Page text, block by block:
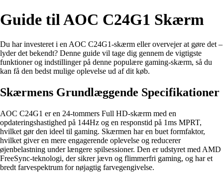
Guide til AOC C24G1 Skærm
Du har investeret i en AOC C24G1-skærm eller overvejer at gøre det –
lyder det bekendt? Denne guide vil tage dig gennem de vigtigste
funktioner og indstillinger på denne populære gaming-skærm, så du
kan få den bedst mulige oplevelse ud af dit køb.
Skærmens Grundlæggende Specifikationer
AOC C24G1 er en 24-tommers Full HD-skærm med en
opdateringshastighed på 144Hz og en responstid på 1ms MPRT,
hvilket gør den ideel til gaming. Skærmen har en buet formfaktor,
hvilket giver en mere engagerende oplevelse og reducerer
øjenbelastning under længere spilsessioner. Den er udstyret med AMD
FreeSync-teknologi, der sikrer jævn og flimmerfri gaming, og har et
bredt farvespektrum for nøjagtig farvegengivelse.